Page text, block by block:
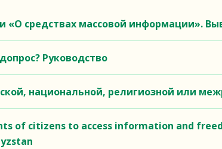
«О средствах массовой информации».
Руководство
национальной, религиозной или
of citizens to access information and